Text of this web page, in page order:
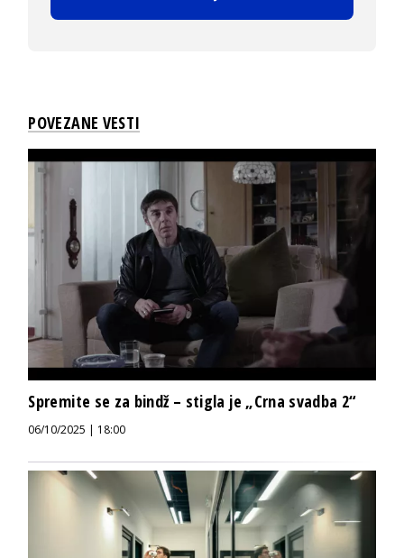
POVEZANE VESTI
Spremite se za bindž – stigla je „Crna svadba 2“
06/10/2025 | 18:00